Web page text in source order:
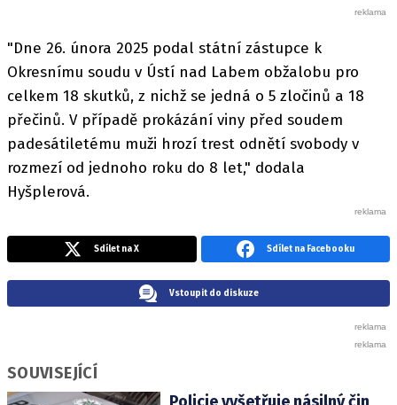
"Dne 26. února 2025 podal státní zástupce k
Okresnímu soudu v Ústí nad Labem obžalobu pro
celkem 18 skutků, z nichž se jedná o 5 zločinů a 18
přečinů. V případě prokázání viny před soudem
padesátiletému muži hrozí trest odnětí svobody v
rozmezí od jednoho roku do 8 let," dodala
Hyšplerová.
Sdílet na X Sdílet na Facebooku
Vstoupit do diskuze
SOUVISEJÍCÍ
Policie vyšetřuje násilný čin